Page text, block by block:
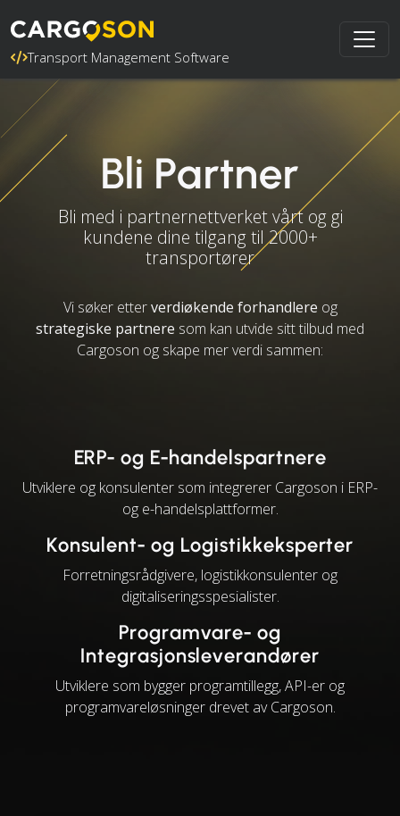
Transport Management Software
Bli Partner
Bli med i partnernettverket vårt og gi
kundene dine tilgang til 2000+
transportører
Vi søker etterverdiøkende forhandlere og
strategiske partnere som kan utvide sitt tilbud med
Cargoson og skape mer verdi sammen:
ERP- og E-handelspartnere
Utviklere og konsulenter som integrerer Cargoson i ERP-
og e-handelsplattformer.
Konsulent- og Logistikkeksperter
Forretningsrådgivere, logistikkonsulenter og
digitaliseringsspesialister.
Programvare- og
Integrasjonsleverandører
Utviklere som bygger programtillegg, API-er og
programvareløsninger drevet av Cargoson.